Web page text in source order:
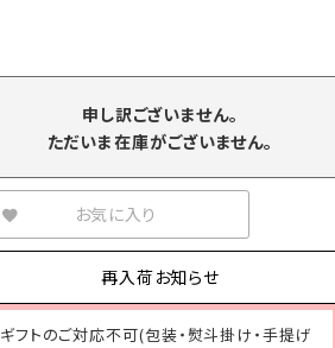
申し訳ございません。
ただいま在庫がございません。
お気に入り
再入荷お知らせ
ギフトのご対応不可(包装・熨斗掛け・手提げ